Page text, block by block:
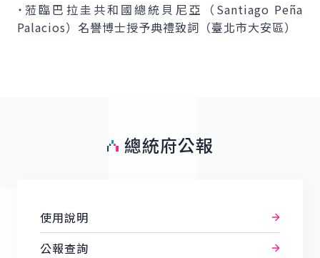
˙蒞臨巴拉圭共和國總統貝尼亞（ Santiago Peña
Palacios）名譽博士授予典禮致詞（臺北市大安區）
總統府公報
使用說明
公報查詢